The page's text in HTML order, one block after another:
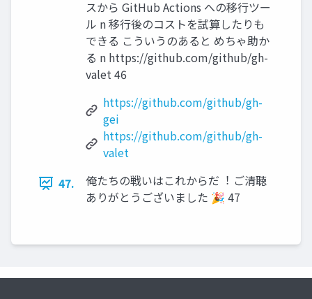
スから GitHub Actions への移⾏ツー
ル n 移⾏後のコストを試算したりも
できる こういうのあると めちゃ助か
る n https://github.com/github/gh-
valet 46
https://github.com/github/gh-
gei
https://github.com/github/gh-
valet
47.
俺たちの戦いはこれからだ︕ ご清聴
ありがとうございました 🎉 47